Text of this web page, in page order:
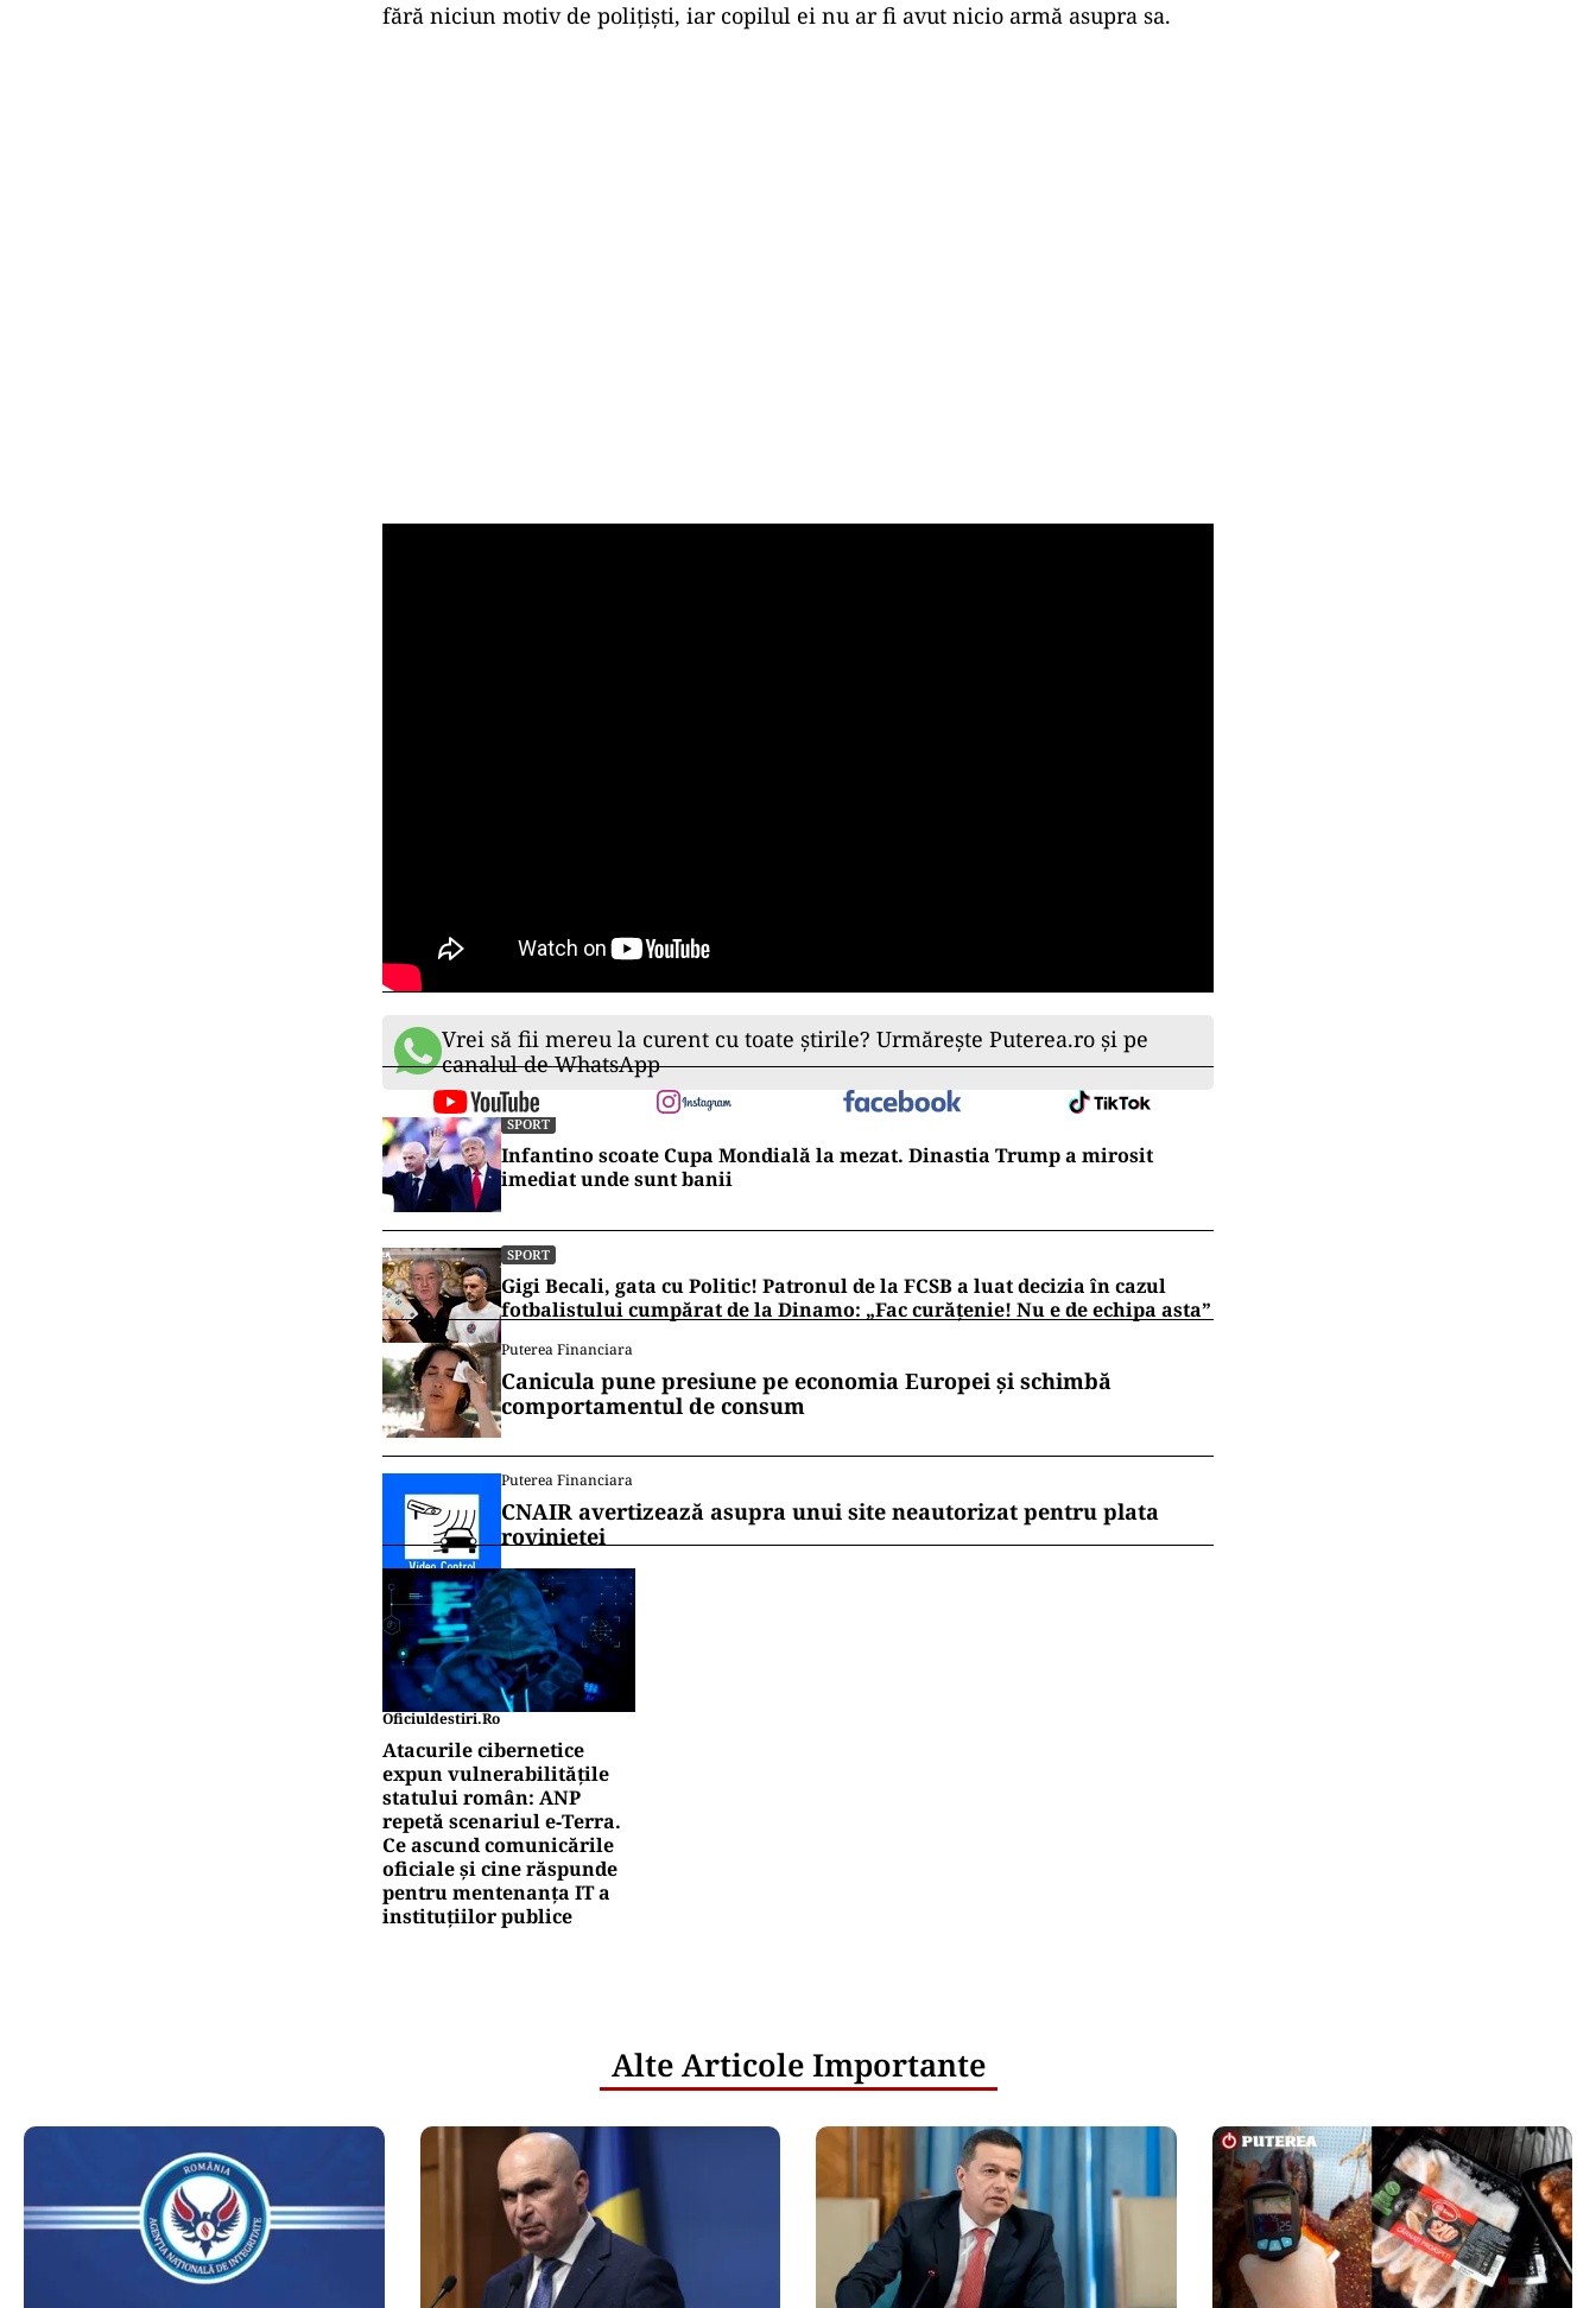
fără niciun motiv de polițiști, iar copilul ei nu ar fi avut nicio armă asupra sa.
Vrei să fii mereu la curent cu toate știrile? Urmărește Puterea.ro și pe
canalul de WhatsApp
SPORT
Infantino scoate Cupa Mondială la mezat. Dinastia Trump a mirosit
imediat unde sunt banii
SPORT
Gigi Becali, gata cu Politic! Patronul de la FCSB a luat decizia în cazul
fotbalistului cumpărat de la Dinamo: „Fac curățenie! Nu e de echipa asta”
Puterea Financiara
Canicula pune presiune pe economia Europei și schimbă
comportamentul de consum
Puterea Financiara
CNAIR avertizează asupra unui site neautorizat pentru plata
rovinietei
Oficiuldestiri.ro
Atacurile cibernetice
expun vulnerabilitățile
statului român: ANP
repetă scenariul e‑Terra.
Ce ascund comunicările
oficiale și cine răspunde
pentru mentenanța IT a
instituțiilor publice
Alte Articole Importante